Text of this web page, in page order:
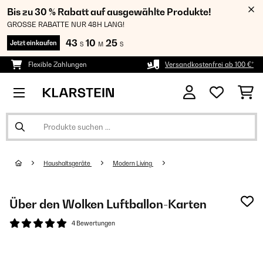
Bis zu 30 % Rabatt auf ausgewählte Produkte!
GROSSE RABATTE NUR 48H LANG!
Jetzt einkaufen 43 S 10 M 24 S
Flexible Zahlungen Versandkostenfrei ab 100 €*
Haushaltsgeräte Modern Living
Über den Wolken Luftballon-Karten
4 Bewertungen